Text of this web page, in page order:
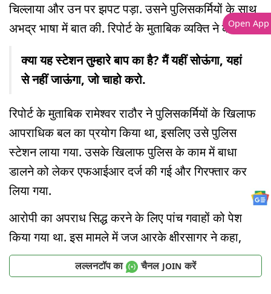
चिल्लाया और उन पर झपट पड़ा. उसने पुलिसकर्मियों के साथ
अभद्र भाषा में बात की. रिपोर्ट के मुताबिक व्यक्ति ने कहा,
क्या यह स्टेशन तुम्हारे बाप का है? मैं यहीं सोऊंगा, यहां
से नहीं जाऊंगा, जो चाहो करो.
रिपोर्ट के मुताबिक रामेश्वर राठौर ने पुलिसकर्मियों के खिलाफ
आपराधिक बल का प्रयोग किया था, इसलिए उसे पुलिस
स्टेशन लाया गया. उसके खिलाफ पुलिस के काम में बाधा
डालने को लेकर एफआईआर दर्ज की गई और गिरफ्तार कर
लिया गया.
आरोपी का अपराध सिद्ध करने के लिए पांच गवाहों को पेश
किया गया था. इस मामले में जज आरके क्षीरसागर ने कहा,
लल्लनटॉप का चैनल JOIN करें
Open App